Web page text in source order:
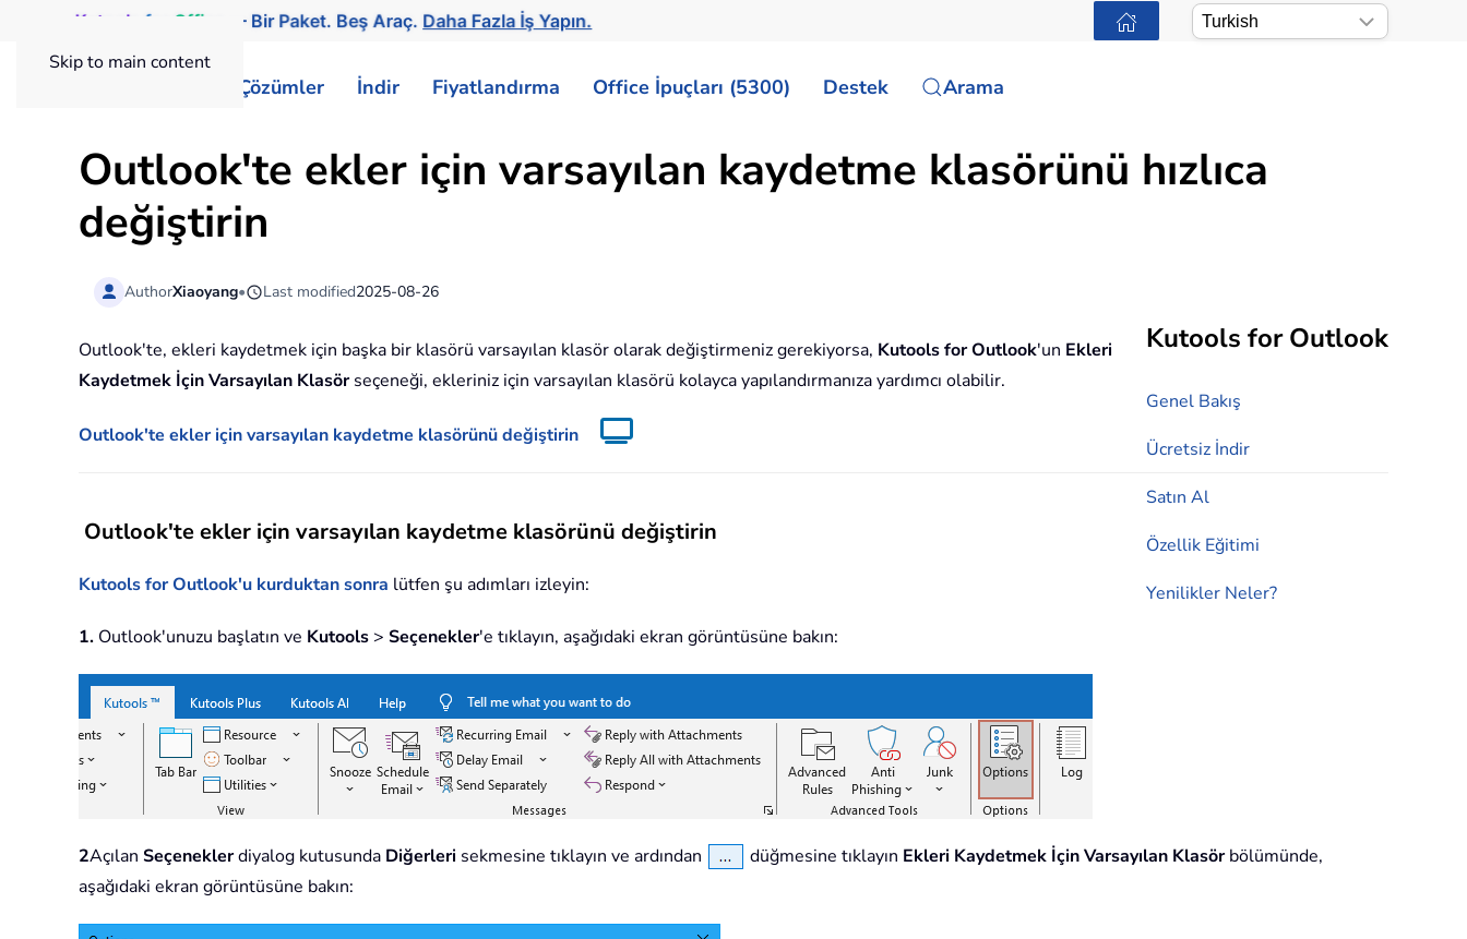
Skip to main content
Kutools for Office — Bir Paket. Beş Araç.Daha Fazla İş Yapın.
Çözümler İndir Fiyatlandırma Office İpuçları (5300) Destek Arama
Outlook'te ekler için varsayılan kaydetme klasörünü hızlıca
değiştirin
AuthorXiaoyang• Last modified2025-08-26
Kutools for Outlook
Genel Bakış
Ücretsiz İndir
Satın Al
Özellik Eğitimi
Yenilikler Neler?
Outlook'te, ekleri kaydetmek için başka bir klasörü varsayılan klasör olarak değiştirmeniz gerekiyorsa, Kutools for Outlook'un Ekleri
Kaydetmek İçin Varsayılan Klasörseçeneği, ekleriniz için varsayılan klasörü kolayca yapılandırmanıza yardımcı olabilir.
Outlook'te ekler için varsayılan kaydetme klasörünü değiştirin
Outlook'te ekler için varsayılan kaydetme klasörünü değiştirin
Kutools for Outlook'u kurduktan sonra lütfen şu adımları izleyin:
1. Outlook'unuzu başlatın ve Kutools > Seçenekler'e tıklayın, aşağıdaki ekran görüntüsüne bakın:
2Açılan Seçeneklerdiyalog kutusunda Diğerleri sekmesine tıklayın ve ardından düğmesine tıklayın Ekleri Kaydetmek İçin Varsayılan Klasörbölümünde,
aşağıdaki ekran görüntüsüne bakın: